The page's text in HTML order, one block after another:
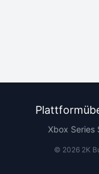
Xbox Series
© 20262K